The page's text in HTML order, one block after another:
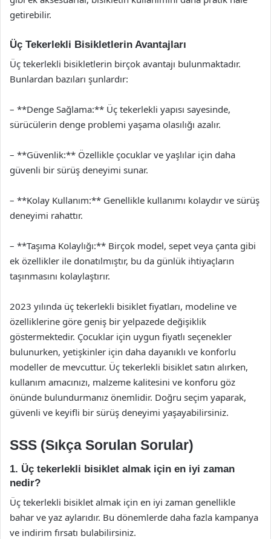
getirebilir.
Üç Tekerlekli Bisikletlerin Avantajları
Üç tekerlekli bisikletlerin birçok avantajı bulunmaktadır.
Bunlardan bazıları şunlardır:
– **Denge Sağlama:** Üç tekerlekli yapısı sayesinde,
sürücülerin denge problemi yaşama olasılığı azalır.
– **Güvenlik:** Özellikle çocuklar ve yaşlılar için daha
güvenli bir sürüş deneyimi sunar.
– **Kolay Kullanım:** Genellikle kullanımı kolaydır ve sürüş
deneyimi rahattır.
– **Taşıma Kolaylığı:** Birçok model, sepet veya çanta gibi
ek özellikler ile donatılmıştır, bu da günlük ihtiyaçların
taşınmasını kolaylaştırır.
2023 yılında üç tekerlekli bisiklet fiyatları, modeline ve
özelliklerine göre geniş bir yelpazede değişiklik
göstermektedir. Çocuklar için uygun fiyatlı seçenekler
bulunurken, yetişkinler için daha dayanıklı ve konforlu
modeller de mevcuttur. Üç tekerlekli bisiklet satın alırken,
kullanım amacınızı, malzeme kalitesini ve konforu göz
önünde bulundurmanız önemlidir. Doğru seçim yaparak,
güvenli ve keyifli bir sürüş deneyimi yaşayabilirsiniz.
SSS (Sıkça Sorulan Sorular)
1. Üç tekerlekli bisiklet almak için en iyi zaman
nedir?
Üç tekerlekli bisiklet almak için en iyi zaman genellikle
bahar ve yaz aylarıdır. Bu dönemlerde daha fazla kampanya
ve indirim fırsatı bulabilirsiniz.